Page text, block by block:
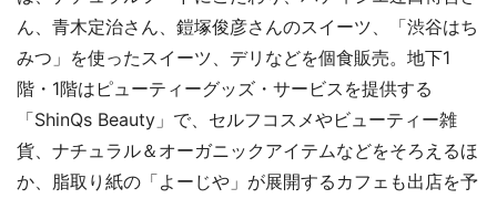
ん、青木定治さん、鎧塚俊彦さんのスイーツ、「渋谷はち
みつ」を使ったスイーツ、デリなどを個食販売。地下1
階・1階はピューティーグッズ・サービスを提供する
「ShinQs Beauty」で、セルフコスメやビューティー雑
貨、ナチュラル＆オーガニックアイテムなどをそろえるほ
か、脂取り紙の「よーじや」が展開するカフェも出店を予